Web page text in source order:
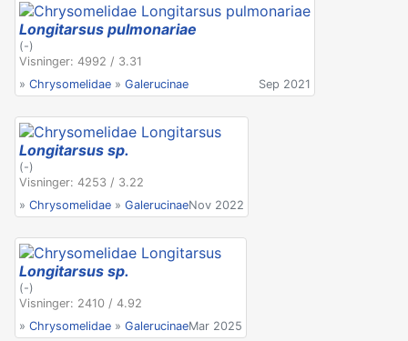
Longitarsus pulmonariae
(-)
Visninger: 4992 / 3.31
» Chrysomelidae » Galerucinae Sep 2021
Longitarsus sp.
(-)
Visninger: 4253 / 3.22
» Chrysomelidae » GalerucinaeNov 2022
Longitarsus sp.
(-)
Visninger: 2410 / 4.92
» Chrysomelidae » GalerucinaeMar 2025